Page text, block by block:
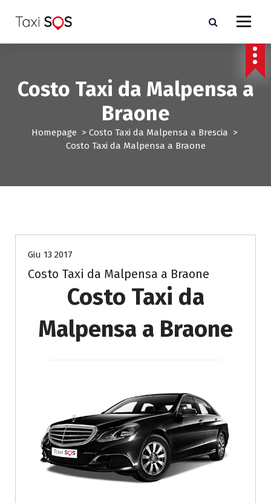
a
Costo Taxi da Malpensa a
Braone
Homepage > Costo Taxi da Malpensa a Brescia >
Costo Taxi da Malpensa a Braone
Giu 13 2017
Costo Taxi da Malpensa a Braone
Costo Taxi da
Malpensa a Braone